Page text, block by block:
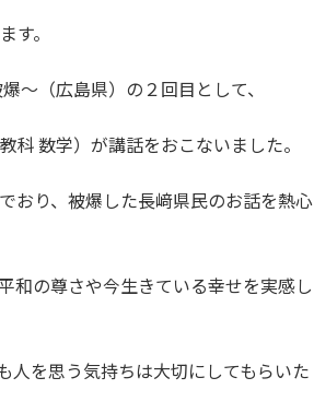
す。
～（広島県）の２回目として、
数学）が講話をおこないました。
おり、被爆した長﨑県民のお話を熱心
和の尊さや今生きている幸せを実感し
人を思う気持ちは大切にしてもらいた